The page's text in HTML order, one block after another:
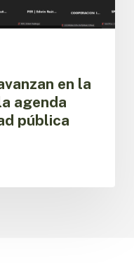
en la
agenda
pública